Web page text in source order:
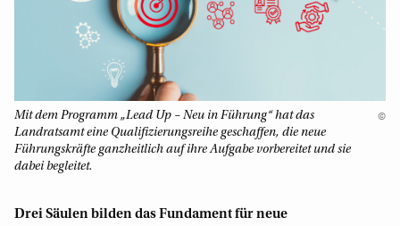
Mit dem Programm „Lead Up – Neu in Führung“ hat das
Landratsamt eine Qualifizierungsreihe geschaffen, die neue
Führungskräfte ganzheitlich auf ihre Aufgabe vorbereitet und sie
dabei begleitet.
©
Drei Säulen bilden das Fundament für neue